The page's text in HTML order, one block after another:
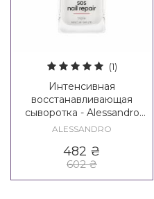
(1)
Интенсивная
восстанавливающая
сыворотка - Alessandro
International SOS Nail
ALESSANDRO
482 ₴
602₴